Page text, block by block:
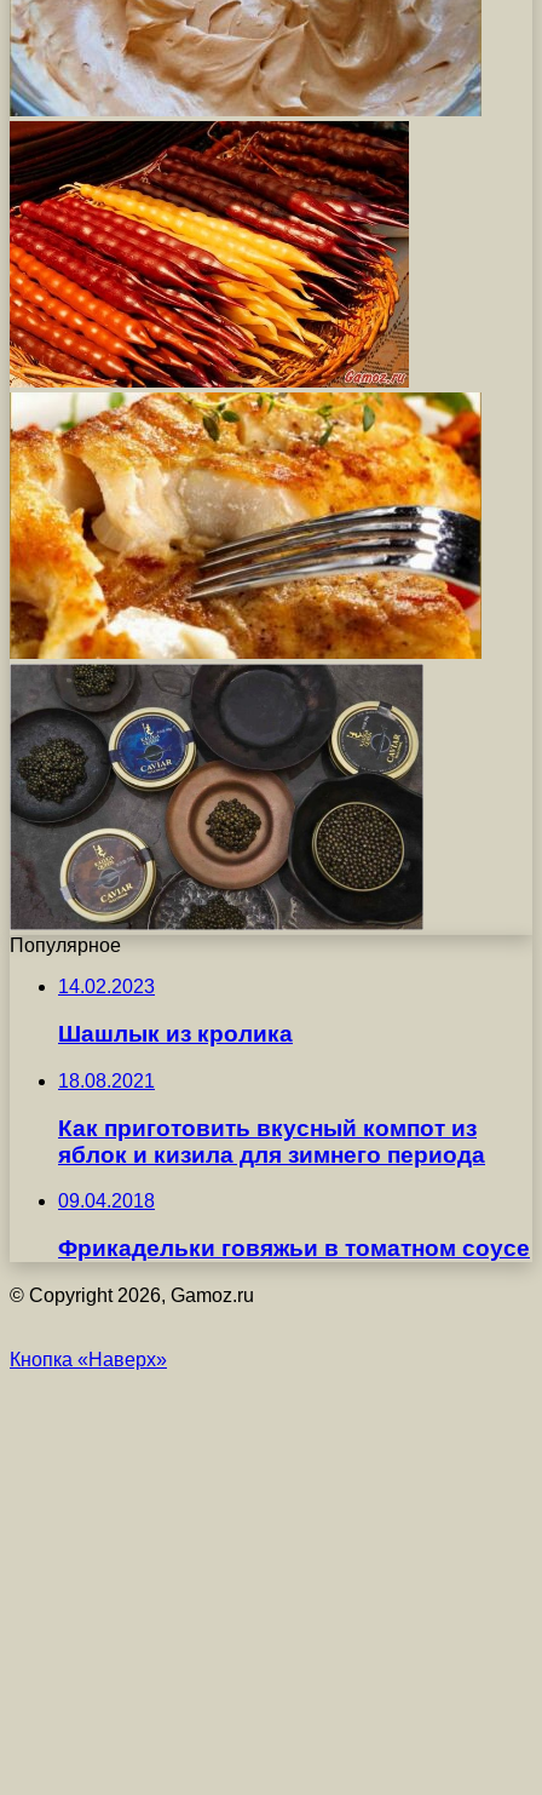
Популярное
14.02.2023
Шашлык из кролика
18.08.2021
Как приготовить вкусный компот из
яблок и кизила для зимнего периода
09.04.2018
Фрикадельки говяжьи в томатном соусе
© Copyright 2026, Gamoz.ru
Кнопка «Наверх»